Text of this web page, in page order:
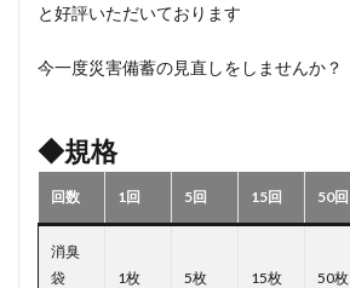
と好評いただいております
今一度災害備蓄の見直しをしませんか？
◆規格
回数 1回 5回 15回 50回
消臭
袋
1枚 5枚 15枚 50枚